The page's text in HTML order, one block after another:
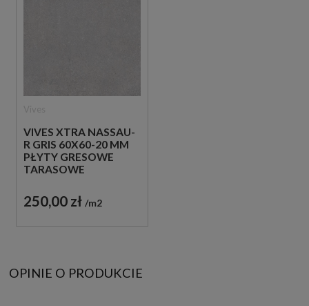
VIVES XTRA NASSAU-
R GRIS 60X60-20 MM
PŁYTY GRESOWE
TARASOWE
250,00 zł m2
OPINIE O PRODUKCIE